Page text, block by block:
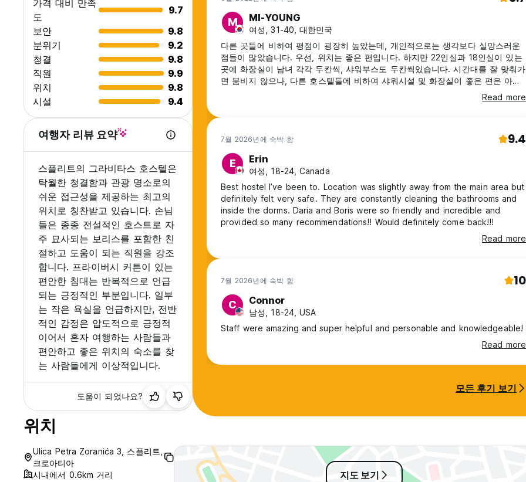
가격 대비 만족
도
9.7
보안
9.8
분위기
9.2
청결
9.8
직원
9.9
위치
9.8
시설
9.4
여행자 리뷰 요약
스플리트의 그라비타스 호스텔은
탁월한 청결함과 관광 명소로의
쉬운 접근성을 제공하는 최고의
위치로 칭찬받고 있습니다. 손님
들은 종종 전설적인 호스트로 자
주 묘사되는 보리스를 포함한 친
절하고 도움이 되는 직원을 강조
합니다. 프라이버시 커튼이 있는
편안한 침대는 반복적으로 언급
되는 긍정적인 부분입니다. 일부
는 작은 욕실을 언급하지만, 전반
적인 감정은 압도적으로 긍정적
이어서 혼자 여행하는 사람들과
편안하고 좋은 위치의 숙소를 찾
는 사람들에게 이상적입니다.
도움이 되었나요?
M MI-YOUNG
여성, 31-40, 대한민국
다른 곳들에 비하여 평점이 굉장히 높았는데, 개인적으로는 생각보다 실망스러운
점들이 많았습니다. 우선, 위치는 좋은 편입니다. 하지만 22인실과 18인실이 있는
곳에 화장실이 남녀 각각 두칸씩, 샤워부스도 두칸씩있습니다. 시간대를 잘 맞춰가
면 붐비지 않으나, 다른 호스텔들에 비하여 샤워시설 및 화장실이 좋은 편은 아니
었습니다. 이층침대에 커튼은 없으며, 호스텔의 잘못은 아니지만 제가 묵은 22인
실에 새벽 4시반에 놀고 들어온 게스트들이 매우큰소리로 웃고 떠들며 30-40분
잤습니다. 정말 매너와 에티켓이 없었지만 스탭이 주의를 주거나 하지 않았습니다.
최악의 밤이었습니다.
Read more
7월 2026년에 숙박 함 9.4
E Erin
여성, 18-24, Canada
Best hostel I’ve been to. Location was slightly away from the main area but
definitely felt very safe. They are constantly cleaning the bathrooms and
inside the dorms. Daria and Boris were so friendly and incredible and
provided so many recommendations!! Would definitely come back!!!
Read more
7월 2026년에 숙박 함 10
C Connor
남성, 18-24, USA
Staff were amazing and super helpful and personable and knowledgeable!
Read more
모든 후기 보기
위치
Ulica Petra Zoranića 3, 스플리트,
크로아티아
시내에서 0.6km 거리
지도 보기